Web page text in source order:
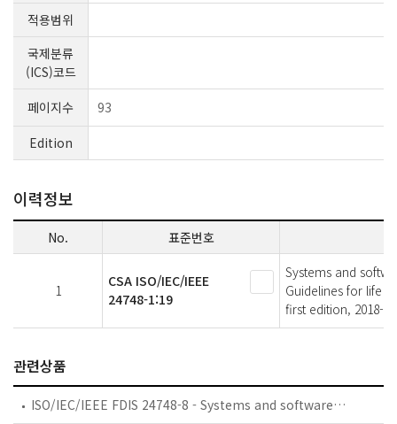
적용범위
국제분류
(ICS)코드
페이지수
93
Edition
이력정보
No. 표준번호
1
CSA ISO/IEC/IEEE
24748-1:19
Systems and
Guidelines for life
first edition, 2018-
관련상품
ISO/IEC/IEEE FDIS 24748-8 - Systems and software engineering — Life cycle management — Part 8: Technical reviews and audits on defence programs